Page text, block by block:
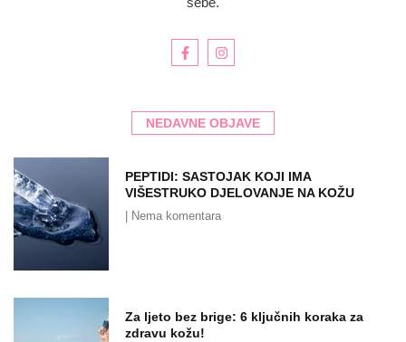
NEDAVNE OBJAVE
PEPTIDI: SASTOJAK KOJI IMA
VIŠESTRUKO DJELOVANJE NA KOŽU
Nema komentara
Za ljeto bez brige: 6 ključnih koraka za
zdravu kožu!